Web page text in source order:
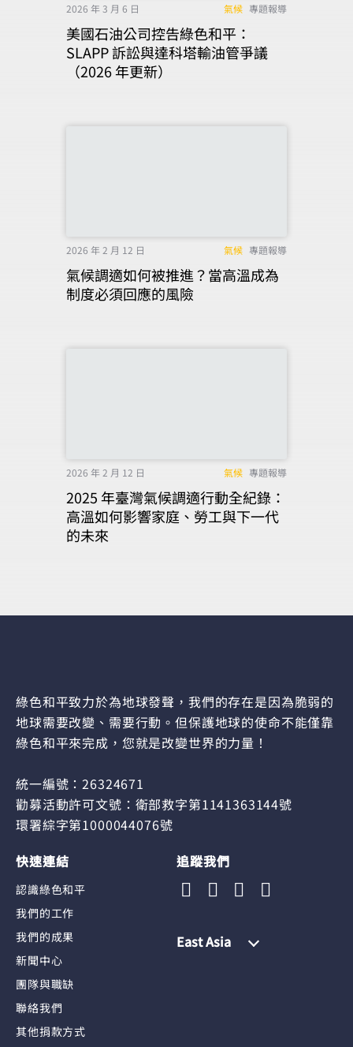
2026 年 3 月 6 日 氣候 專題報導
美國石油公司控告綠色和平：
SLAPP 訴訟與達科塔輸油管爭議
（2026 年更新）
2026 年 2 月 12 日 氣候 專題報導
氣候調適如何被推進？當高溫成為
制度必須回應的風險
2026 年 2 月 12 日 氣候 專題報導
2025 年臺灣氣候調適行動全紀錄：
高溫如何影響家庭、勞工與下一代
的未來
綠色和平致力於為地球發聲，我們的存在是因為脆弱的
地球需要改變、需要行動。但保護地球的使命不能僅靠
綠色和平來完成，您就是改變世界的力量！
統一編號：26324671
勸募活動許可文號：衛部救字第1141363144號
環署綜字第1000044076號
快速連結
認識綠色和平
我們的工作
我們的成果
新聞中心
團隊與職缺
聯絡我們
其他捐款方式
追蹤我們
East Asia